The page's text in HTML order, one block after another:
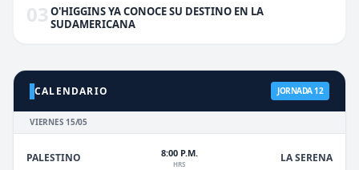
03 O'HIGGINS YA CONOCE SU DESTINO EN LA
SUDAMERICANA
CALENDARIO JORNADA 12
VIERNES 15/05
PALESTINO 8:00 P.M.
HRS LA SERENA